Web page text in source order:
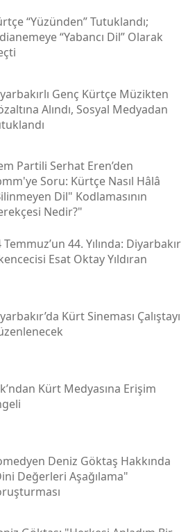
“yüzünden” Tutuklandı;
“yabancı Dil” Olarak
Genç Kürtçe Müzikten
Alındı, Sosyal Medyadan
Partili Serhat Eren’den
Soru: Kürtçe Nasıl Hâlâ
Dil" Kodlamasının
Nedir?"
Temmuz’un 44. Yılında: Diyarbakır
Esat Oktay Yıldıran
Kürt Sineması Çalıştayı
Kürt Medyasına Erişim
Deniz Göktaş Hakkında
Değerleri Aşağılama"